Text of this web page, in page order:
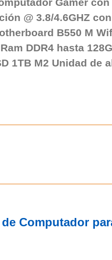
Gamer
@ 3.8/4.6GHZ
B550 M
DDR4 hasta
1TB M2 Unidad de
Computador